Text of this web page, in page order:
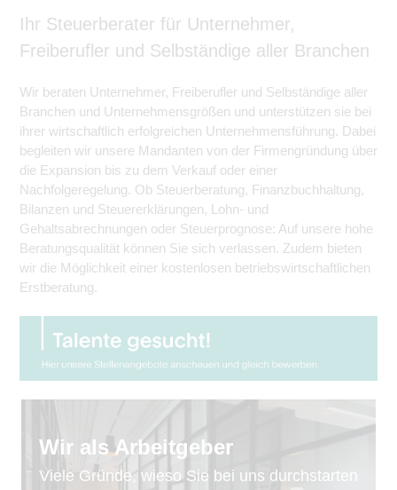
Ihr Steuerberater für Unternehmer,
Freiberufler und Selbständige aller Branchen
Wir beraten Unternehmer, Freiberufler und Selbständige aller
Branchen und Unternehmensgrößen und unterstützen sie bei
ihrer wirtschaftlich erfolgreichen Unternehmensführung. Dabei
begleiten wir unsere Mandanten von der Firmengründung über
die Expansion bis zu dem Verkauf oder einer
Nachfolgeregelung. Ob Steuerberatung, Finanzbuchhaltung,
Bilanzen und Steuererklärungen, Lohn- und
Gehaltsabrechnungen oder Steuerprognose: Auf unsere hohe
Beratungsqualität können Sie sich verlassen. Zudem bieten
wir die Möglichkeit einer kostenlosen betriebswirtschaftlichen
Erstberatung.
Wir als Arbeitgeber
Viele Gründe, wieso Sie bei uns durchstarten